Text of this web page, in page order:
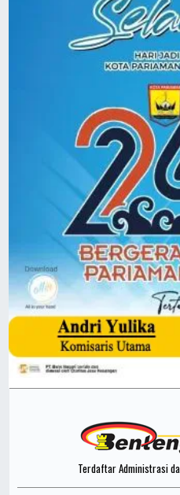
Terdaftar Administrasi